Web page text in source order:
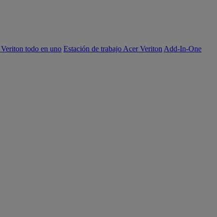
todo en uno Estación de trabajo Acer Veriton Add-In-One